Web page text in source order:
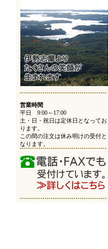
営業時間
平日 9:00～17:00
土・日・祝日は定休日となってお
ります。
この間の注文は休み明けの受付と
なります。